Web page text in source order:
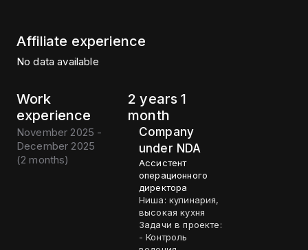
Affiliate experience
No data available
Work
experience
2 years 1
month
November 2025 -
December 2025
(2 months)
Company
under NDA
Ассистент
операционного
директора
Ниша: кулинария,
высокая кухня
Задачи в проекте:
- Контроль